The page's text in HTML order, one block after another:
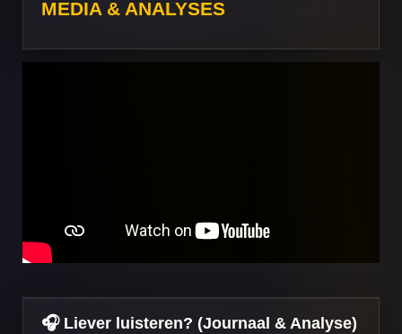
MEDIA & ANALYSES
🎧 Liever luisteren? (Journaal & Analyse)